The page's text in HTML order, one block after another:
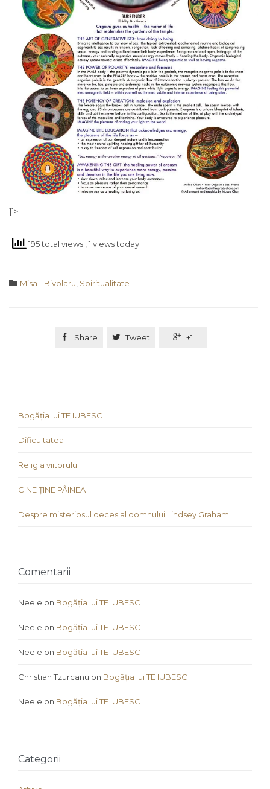
]]>
195 total views , 1 views today
 Category
Misa - Bivolaru, Spiritualitate
 Share  Tweet  +1
Bogăția lui TE IUBESC
Dificultatea
Religia viitorului
CINE ȚINE PÂINEA
Despre misteriosul deces al domnului Lindsey Graham
Comentarii
Neele on Bogăția lui TE IUBESC
Neele on Bogăția lui TE IUBESC
Neele on Bogăția lui TE IUBESC
Christian Tzurcanu on Bogăția lui TE IUBESC
Neele on Bogăția lui TE IUBESC
Categorii